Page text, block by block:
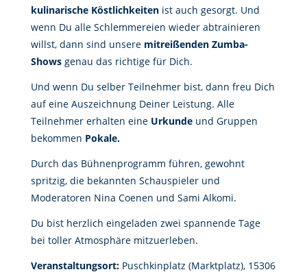
kulinarische Köstlichkeiten ist auch gesorgt. Und
wenn Du alle Schlemmereien wieder abtrainieren
willst, dann sind unsere mitreißenden Zumba-
Shows genau das richtige für Dich.
Und wenn Du selber Teilnehmer bist, dann freu Dich
auf eine Auszeichnung Deiner Leistung. Alle
Teilnehmer erhalten eine Urkunde und Gruppen
bekommen Pokale.
Durch das Bühnenprogramm führen, gewohnt
spritzig, die bekannten Schauspieler und
Moderatoren Nina Coenen und Sami Alkomi.
Du bist herzlich eingeladen zwei spannende Tage
bei toller Atmosphäre mitzuerleben.
Veranstaltungsort: Puschkinplatz (Marktplatz), 15306